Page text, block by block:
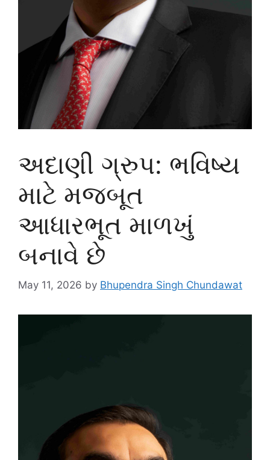
અદાણી ગ્રુપ: ભવિષ્ય
માટે મજબૂત
આધારભૂત માળખું
બનાવે છે
May 11, 2026 by Bhupendra Singh Chundawat